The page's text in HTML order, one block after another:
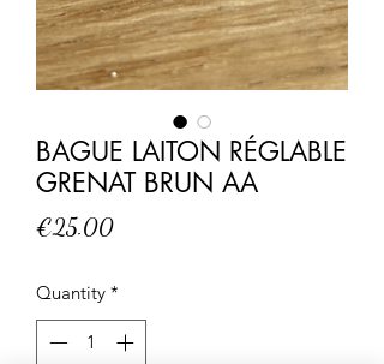
BAGUE LAITON RÉGLABLE
GRENAT BRUN AA
€25.00Price
Quantity *